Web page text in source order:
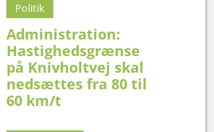
Politik
Administration:
Hastighedsgrænse
på Knivholtvej skal
nedsættes fra 80 til
60 km/t